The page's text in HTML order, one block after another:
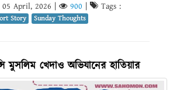
05 April, 2026 900 Tags :
Story Sunday Thoughts
মুসলিম খেদাও অভিযানের হাতিয়ার